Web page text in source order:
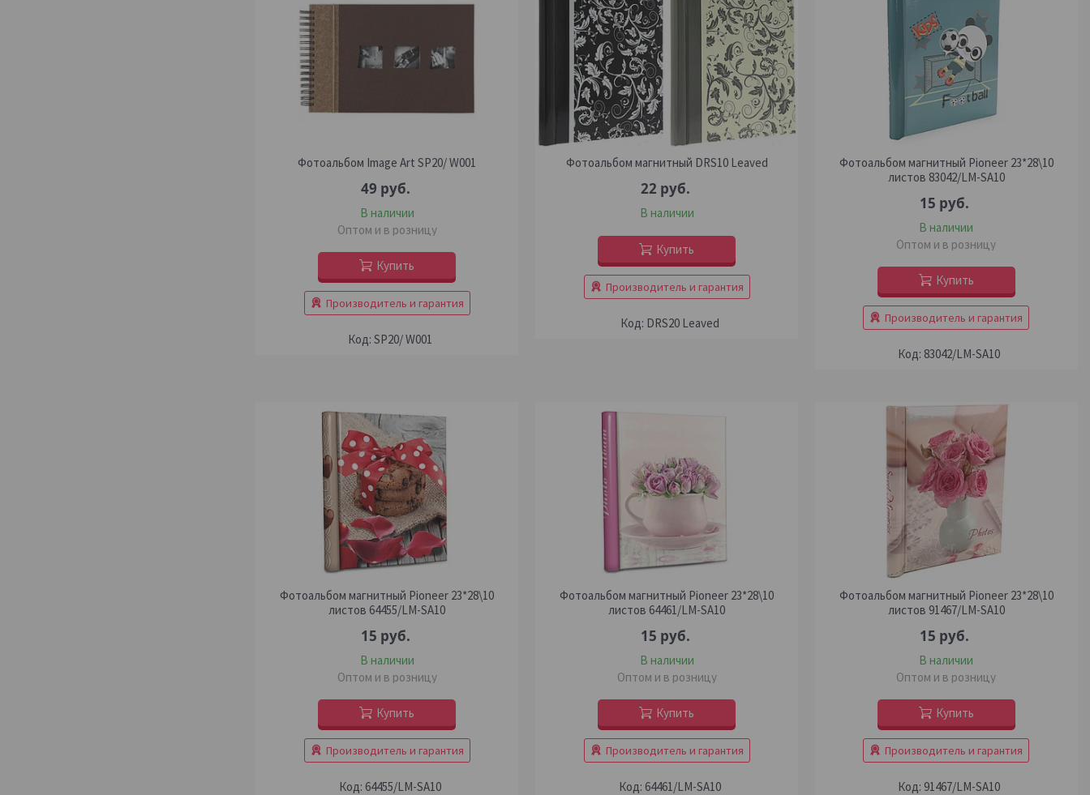
Фотоальбом Image Art SP20/ W001
49 руб.
В наличии
Оптом и в розницу
Купить
Производитель и гарантия
SP20/ W001
Фотоальбом магнитный DRS10 Leaved
22 руб.
В наличии
Купить
Производитель и гарантия
DRS20 Leaved
Фотоальбом магнитный Pioneer 23*28\10
листов 83042/LM-SA10
15 руб.
В наличии
Оптом и в розницу
Купить
Производитель и гарантия
83042/LM-SA10
Фотоальбом магнитный Pioneer 23*28\10
листов 64455/LM-SA10
15 руб.
В наличии
Оптом и в розницу
Купить
Производитель и гарантия
64455/LM-SA10
Фотоальбом магнитный Pioneer 23*28\10
листов 64461/LM-SA10
15 руб.
В наличии
Оптом и в розницу
Купить
Производитель и гарантия
64461/LM-SA10
Фотоальбом магнитный Pioneer 23*28\10
листов 91467/LM-SA10
15 руб.
В наличии
Оптом и в розницу
Купить
Производитель и гарантия
91467/LM-SA10